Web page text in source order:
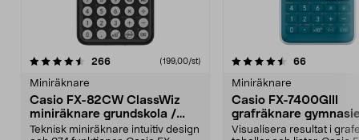
266recensioner(199,00/st)
Miniräknare
Casio FX-82CW ClassWiz
miniräknare grundskola /
gymnasiet
Teknisk miniräknare intuitiv design
4.5 av 5 stjärnor 66recensioner
Miniräknare
Casio FX-7400GIII
grafräknare
högskola
Visualisera resultat i
4.5 av 5 stjärnor